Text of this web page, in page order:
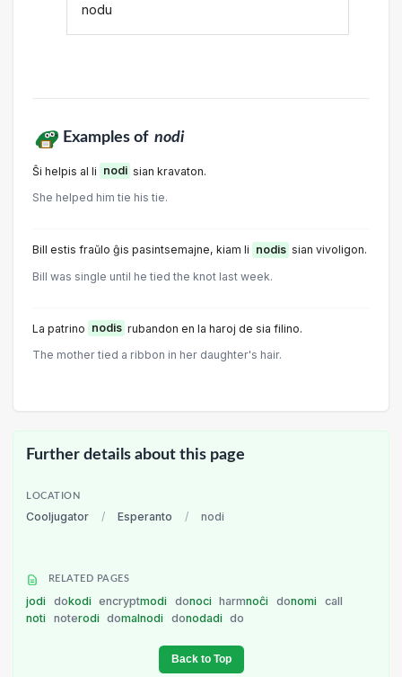
nodu
Examples of nodi
Ŝi helpis al li nodi sian kravaton.
She helped him tie his tie.
Bill estis fraŭlo ĝis pasintsemajne, kiam li nodis sian vivoligon.
Bill was single until he tied the knot last week.
La patrino nodis rubandon en la haroj de sia filino.
The mother tied a ribbon in her daughter's hair.
Further details about this page
LOCATION
Cooljugator / Esperanto / nodi
RELATED PAGES
jodi dokodi encryptmodi donoci harmnoĉi donomi
call
noti
noterodi domalnodi donodadi do
Back to Top